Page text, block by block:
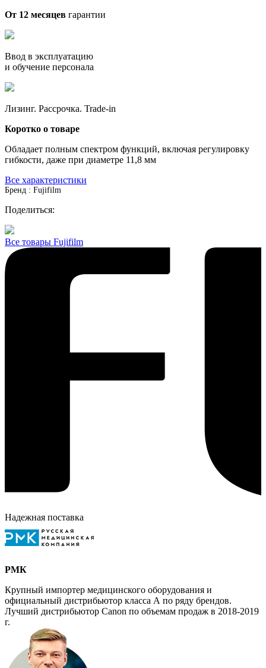
От 12 месяцев гарантии
Ввод в эксплуатацию
и обучение персонала
Лизинг. Рассрочка. Trade-in
Коротко о товаре
Обладает полным спектром функций, включая регулировку
гибкости, даже при диаметре 11,8 мм
Все характеристики
Бренд : Fujifilm
Поделиться:
Все товары Fujifilm
Надежная поставка
РМК
Крупный импортер медицинского оборудования и
официальный дистрибьютор класса А по ряду брендов.
Лучший дистрибьютор Canon по объемам продаж в 2018-2019
г.